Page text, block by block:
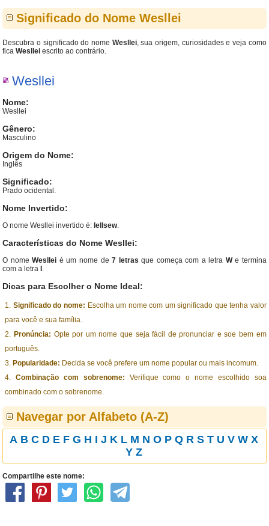
Significado do Nome Wesllei
Descubra o significado do nome Wesllei, sua origem, curiosidades e veja como
ficaWesllei escrito ao contrário.
Wesllei
Nome:
Wesllei
Gênero:
Masculino
Origem do Nome:
Inglês
Significado:
Prado ocidental.
Nome Invertido:
O nome Wesllei invertido é: Iellsew.
Características do Nome Wesllei:
O nomeWesllei é um nome de7 letras que começa com a letra We termina
com a letra .
Dicas para Escolher o Nome Ideal:
Significado do nome: Escolha um nome com um significado que tenha valor
para você e sua família.
Pronúncia: Opte por um nome que seja fácil de pronunciar e soe bem em
português.
Popularidade: Decida se você prefere um nome popular ou mais incomum.
Combinação com sobrenome: Verifique como o nome escolhido soa
combinado com o sobrenome.
Navegar por Alfabeto (A-Z)
A B C D E F G H I J K L M N O P Q R S T U V W X
Y Z
Compartilhe este nome: